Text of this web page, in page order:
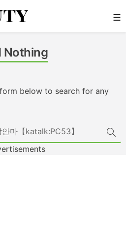
☰
Nothing
below to search for any